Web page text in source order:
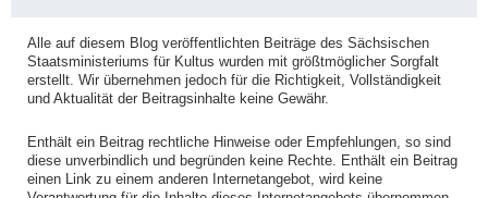
Alle auf diesem Blog veröffentlichten Beiträge des Sächsischen
Staatsministeriums für Kultus wurden mit größtmöglicher Sorgfalt
erstellt. Wir übernehmen jedoch für die Richtigkeit, Vollständigkeit
und Aktualität der Beitragsinhalte keine Gewähr.
Enthält ein Beitrag rechtliche Hinweise oder Empfehlungen, so sind
diese unverbindlich und begründen keine Rechte. Enthält ein Beitrag
einen Link zu einem anderen Internetangebot, wird keine